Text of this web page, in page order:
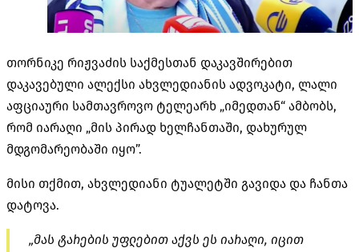
თორნიკე რიჟვაძის საქმესთან დაკავშირებით
დაკავებული ალექსი ახვლედიანის ადვოკატი, ლალი
აფციაური სამთავროვო ტელეარხ „იმედთან“ ამბობს,
რომ იარაღი „მის პირად ხელჩანთაში, დახურულ
მდგომარეობაში იყო”.
მისი თქმით, ახვლედიანი ტუალეტში გავიდა და ჩანთა
დატოვა.
„მას ტარების უფლებით აქვს ეს იარაღი, იცით